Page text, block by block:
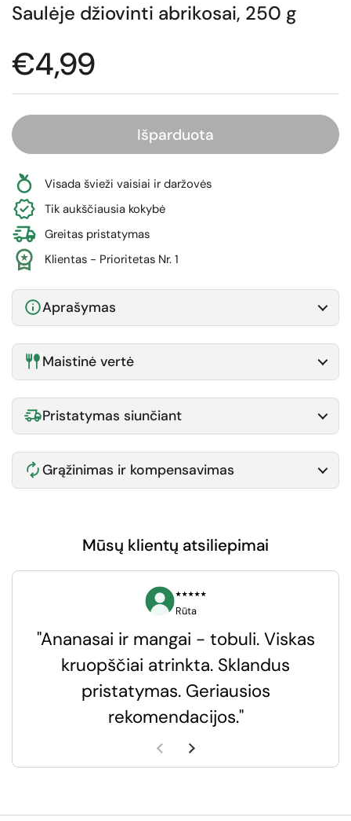
Saulėje džiovinti abrikosai, 250 g
Normali kaina
€4,99
Išparduota
Visada švieži vaisiai ir daržovės
Tik aukščiausia kokybė
Greitas pristatymas
Klientas - Prioritetas Nr. 1
Aprašymas
Maistinė vertė
Pristatymas siunčiant
Grąžinimas ir kompensavimas
Mūsų klientų atsiliepimai
⭑⭑⭑⭑⭑
Rūta
"Ananasai ir mangai - tobuli. Viskas
kruopščiai atrinkta. Sklandus
pristatymas. Geriausios
rekomendacijos."
Ankstesnė skaidrė
Kita skaidrė